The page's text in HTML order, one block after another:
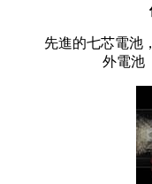
先進的七芯電池
外電池